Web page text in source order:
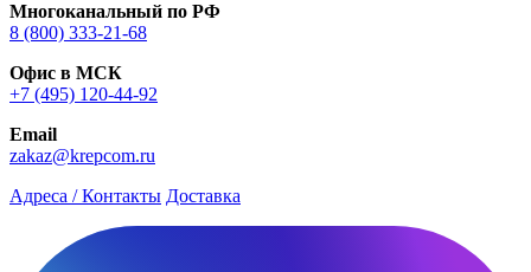
Многоканальный по РФ
8 (800) 333‑21-68
Офис в МСК
+7 (495) 120-44-92
Email
zakaz@krepcom.ru
Адреса / Контакты Доставка